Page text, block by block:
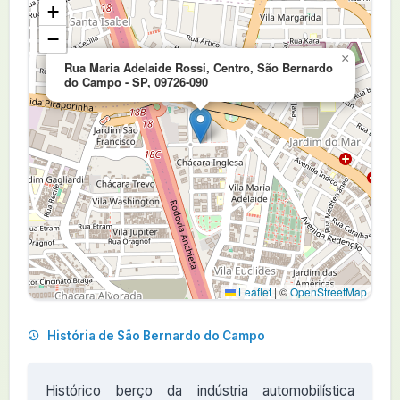
Rua Maria Adelaide Rossi, Centro, São Bernardo
do Campo - SP, 09726-090
×
+
−
Leaflet | ©OpenStreetMap
História de São Bernardo do Campo
Histórico berço da indústria automobilística